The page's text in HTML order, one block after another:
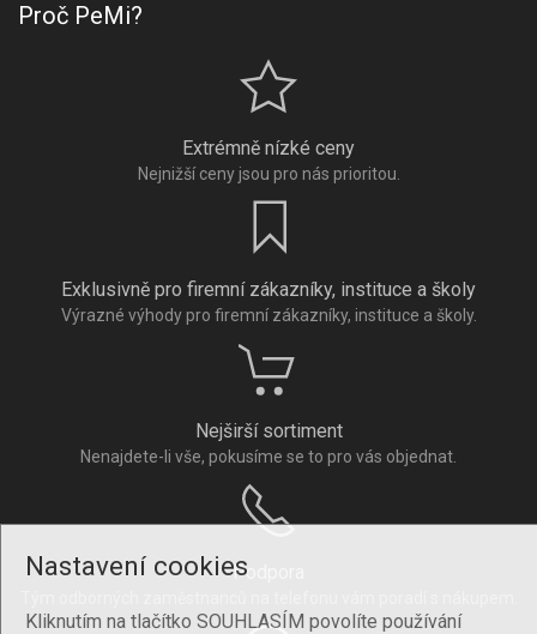
Nastavení cookies
Kliknutím na tlačítko SOUHLASÍM povolíte používání
Proč PeMi?
Extrémně nízké ceny
Nejnižší ceny jsou pro nás prioritou.
Exklusivně pro firemní zákazníky, instituce a školy
Výrazné výhody pro firemní zákazníky, instituce a školy.
Nejširší sortiment
Nenajdete-li vše, pokusíme se to pro vás objednat.
Podpora